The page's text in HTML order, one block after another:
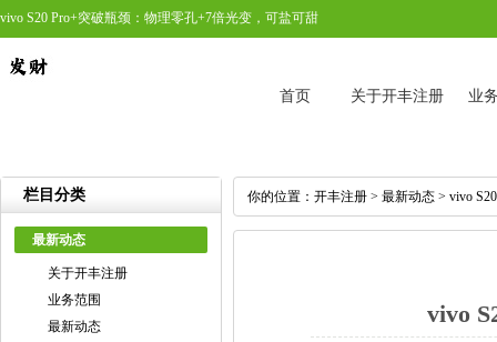
vivo S20 Pro+突破瓶颈：物理零孔+7倍光变，可盐可甜
首页 关于开丰注册 业
栏目分类
最新动态
关于开丰注册
业务范围
最新动态
你的位置： 开丰注册 > 最新动态 > vivo
vivo